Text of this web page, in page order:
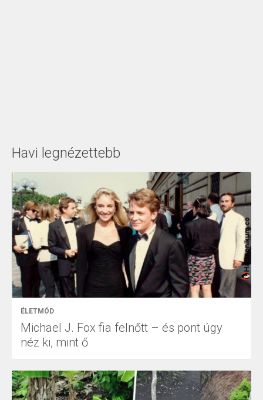
Havi legnézettebb
ÉLETMÓD
Michael J. Fox fia felnőtt – és pont úgy
néz ki, mint ő